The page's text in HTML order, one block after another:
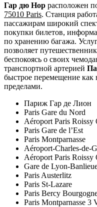
Гар дю Нор расположен
75010 Paris. Станция
пассажирам широкий
покупки билетов,
по хранению багажа.
позволяет
беспокоясь о своих
транспортной артерией
быстрое перемещение как
пределами.
Париж Гар де Лион
Paris Gare du Nord
Aéroport Paris Roissy
Paris Gare de l’Est
Paris Montparnasse
Aéroport-Charles-de-
Aéroport Paris Roissy
Gare de Lyon-
Paris Austerlitz
Paris St-Lazare
Paris Bercy
Paris Montparnasse 3